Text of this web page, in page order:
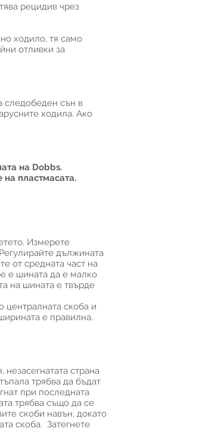
рецидив чрез
ходило, тя само
отливки за
следобеден сън в
ходила. Ако
на Dobbs.
пластмасата.
Измерете
дължината
от средната част на
е шината да е малко
на шината е твърде
централната скоба и
е правилна,
страна
трябва да бъдат
при последната
трябва също да се
скоби навън, докато
скоба. Затегнете